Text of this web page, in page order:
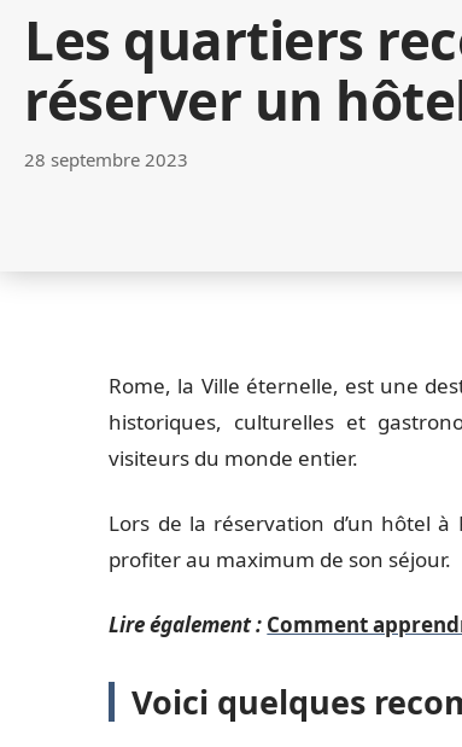
Les quartiers
réserver un
28 septembre 2023
Rome, la Ville éternelle, est une
historiques, culturelles et
visiteurs du monde entier.
Lors de la réservation d’un hôtel
profiter au maximum de son séjour.
Lire également : Comment
Voici quelques